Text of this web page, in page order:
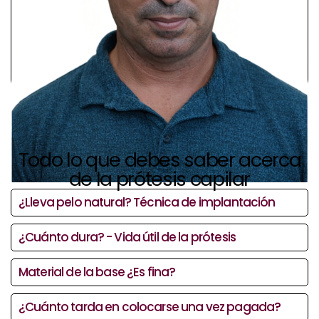
Todo lo que debes saber acerca
de la prótesis capilar
¿Lleva pelo natural? Técnica de implantación
¿Cuánto dura? - Vida útil de la prótesis
Material de la base ¿Es fina?
¿Cuánto tarda en colocarse una vez pagada?